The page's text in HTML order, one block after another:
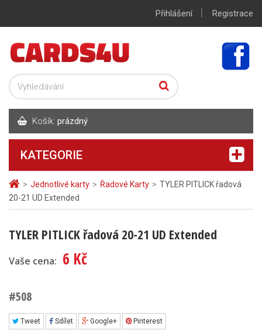
> Jednotlivé karty > Řadové Karty > TYLER PITLICK řadová
20-21 UD Extended
TYLER PITLICK řadová 20-21 UD Extended
Vaše cena: 6 Kč
#508
Tweet Sdílet Google+ Pinterest
Přihlášení | Registrace
Košík: prázdný
KATEGORIE